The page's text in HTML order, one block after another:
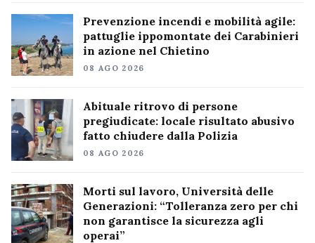
Prevenzione incendi e mobilità agile:
pattuglie ippomontate dei Carabinieri
in azione nel Chietino
08 AGO 2026
Abituale ritrovo di persone
pregiudicate: locale risultato abusivo
fatto chiudere dalla Polizia
08 AGO 2026
Morti sul lavoro, Università delle
Generazioni: “Tolleranza zero per chi
non garantisce la sicurezza agli
operai”